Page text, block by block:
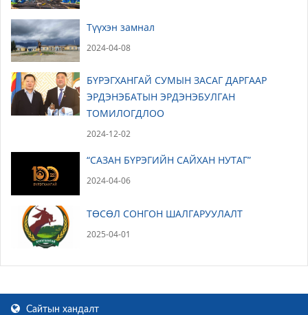
Түүхэн замнал
2024-04-08
БҮРЭГХАНГАЙ СУМЫН ЗАСАГ ДАРГААР
ЭРДЭНЭБАТЫН ЭРДЭНЭБУЛГАН
ТОМИЛОГДЛОО
2024-12-02
“САЗАН БҮРЭГИЙН САЙХАН НУТАГ”
2024-04-06
ТӨСӨЛ СОНГОН ШАЛГАРУУЛАЛТ
2025-04-01
Сайтын хандалт